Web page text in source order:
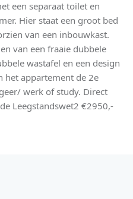
een separaat toilet en
Hier staat een groot bed
van een inbouwkast.
van een fraaie dubbele
wastafel en een design
het appartement de 2e
werk of study. Direct
Leegstandswet2 €2950,-